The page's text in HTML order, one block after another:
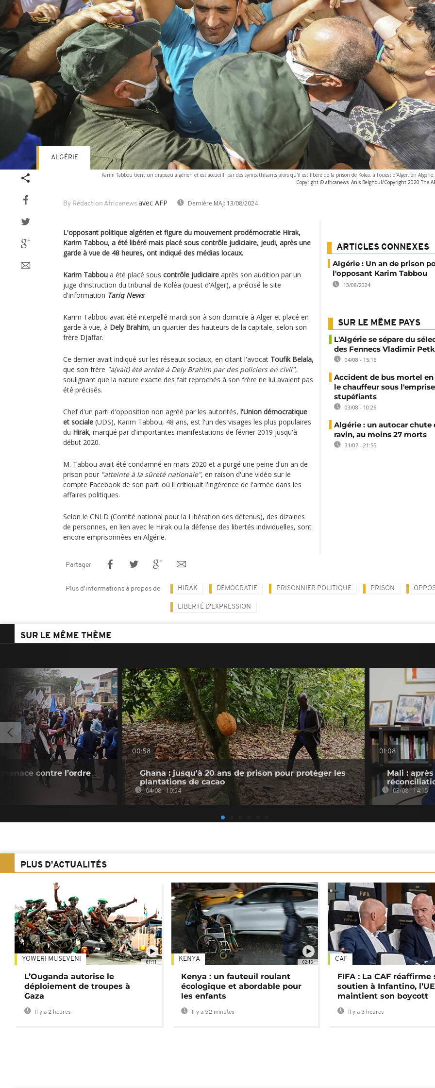
Karim Tabbou tient un drapeau algérien et est accueilli par des sympathisants alors qu'il est libéré de la prison de Kolea, à l'ouest d'Alger, en
Copyright © africanews Anis Belghoul/Copyright 2020 The
By Rédaction Africanews avec AFP Dernière MAJ: 13/08/2024
ALGÉRIE
L'opposant politique algérien et figure du mouvement prodémocratie Hirak,
Karim Tabbou, a été libéré mais placé sous contrôle judiciaire, jeudi, après une
garde à vue de 48 heures, ont indiqué des médias locaux.
Karim Tabbou a été placé sous contrôle judiciaire après son audition par un
juge d’instruction du tribunal de Koléa (ouest d'Alger), a précisé le site
d'information Tariq News.
Karim Tabbou avait été interpellé mardi soir à son domicile à Alger et placé en
garde à vue, à Dely Brahim, un quartier des hauteurs de la capitale, selon son
frère Djaffar.
Ce dernier avait indiqué sur les réseaux sociaux, en citant l'avocat Toufik Belala,
que son frère "a(vait) été arrêté à Dely Brahim par des policiers en civil",
soulignant que la nature exacte des fait reprochés à son frère ne lui avaient pas
été précisés.
Chef d'un parti d'opposition non agréé par les autorités, l'Union démocratique
et sociale (UDS), Karim Tabbou, 48 ans, est l'un des visages les plus populaires
du Hirak, marqué par d'importantes manifestations de février 2019 jusqu'à
début 2020.
M. Tabbou avait été condamné en mars 2020 et a purgé une peine d'un an de
prison pour "atteinte à la sûreté nationale", en raison d'une vidéo sur le
compte Facebook de son parti où il critiquait l'ingérence de l'armée dans les
affaires politiques.
Selon le CNLD (Comité national pour la Libération des détenus), des dizaines
de personnes, en lien avec le Hirak ou la défense des libertés individuelles, sont
encore emprisonnées en Algérie.
ARTICLES CONNEXES
Algérie : Un an de prison
l'opposant Karim Tabbou
13/08/2024
SUR LE MÊME PAYS
L'Algérie se sépare du
des Fennecs Vladimir
04/08 - 15:16
Accident de bus mortel
le chauffeur sous
stupéfiants
03/08 - 10:26
Algérie : un autocar chute
ravin, au moins 27 morts
31/07 - 21:55
Partager
Plus d'informations à propos de HIRAK DÉMOCRATIE PRISONNIER POLITIQUE PRISON
LIBERTÉ D'EXPRESSION
SUR LE MÊME THÈME
contre l’ordre
00:58
Ghana : jusqu'à 20 ans de prison pour protéger les
plantations de cacao
04/08 - 10:54
01:08
Mali :
03/08 - 14:15
PLUS D'ACTUALITÉS
01:11
YOWERI MUSEVENI
L’Ouganda autorise le
déploiement de troupes à
Gaza
Il y a 2 heures
02:16
KENYA
Kenya : un fauteuil roulant
écologique et abordable pour
les enfants
Il y a 52 minutes
CAF
FIFA : La CAF réaffirme
soutien à Infantino,
maintient son boycott
Il y a 3 heures